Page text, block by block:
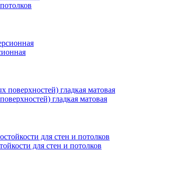
гладкая матовая
для стен и потолков